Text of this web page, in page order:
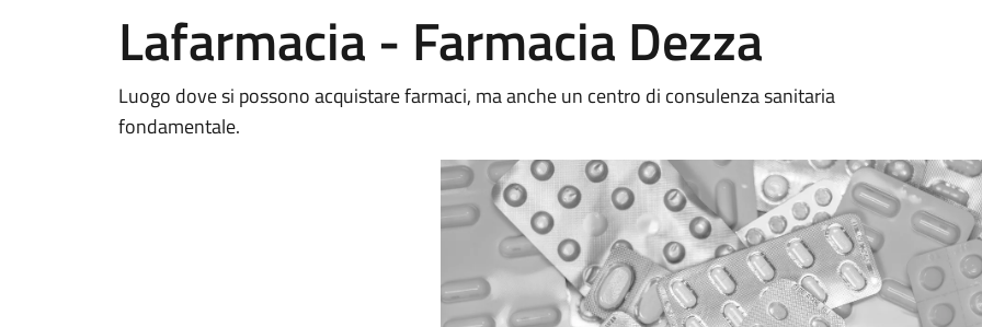
Lafarmacia - Farmacia Dezza
Luogo dove si possono acquistare farmaci, ma anche un centro di consulenza sanitaria
fondamentale.